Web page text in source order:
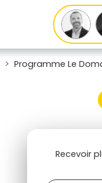
Programme Le
Recevoir